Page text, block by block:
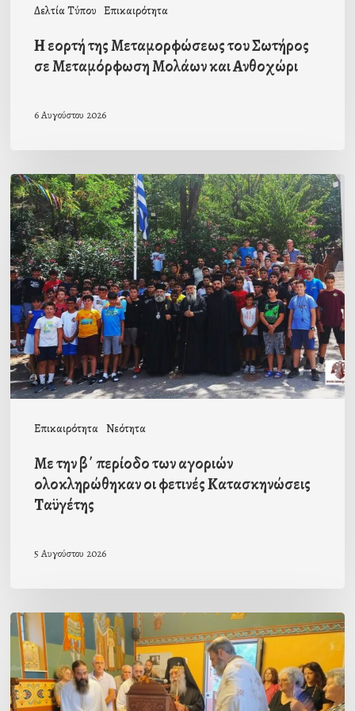
Δελτία Τύπου Επικαιρότητα
Η εορτή της Μεταμορφώσεως του Σωτήρος
σε Μεταμόρφωση Μολάων και Ανθοχώρι
6 Αυγούστου 2026
Επικαιρότητα Νεότητα
Με
την
β΄
περίοδο
των
αγοριών
ολοκληρώθηκαν
οι
φετινές
Με την β΄ περίοδο των αγοριών
ολοκληρώθηκαν οι φετινές Κατασκηνώσεις
Ταϋγέτης
5 Αυγούστου 2026
Ιερά
Παράκληση
στον
οικισμό